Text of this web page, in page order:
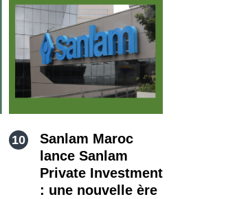
Sanlam Maroc
lance Sanlam
Private Investment
: une nouvelle ère